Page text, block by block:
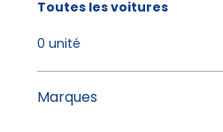
Toutes les voitures
0 unité
Marques